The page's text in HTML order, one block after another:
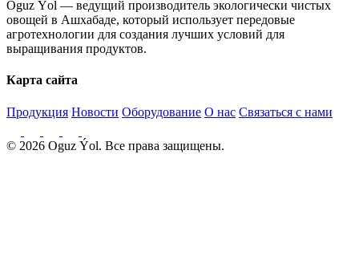
Oguz Ýol — ведущий производитель экологически чистых
овощей в Ашхабаде, который использует передовые
агротехнологии для создания лучших условий для
выращивания продуктов.
Карта сайта
Продукция Новости Оборудование О нас Связаться с нами
© 2026 Oguz Ýol. Все права защищены.